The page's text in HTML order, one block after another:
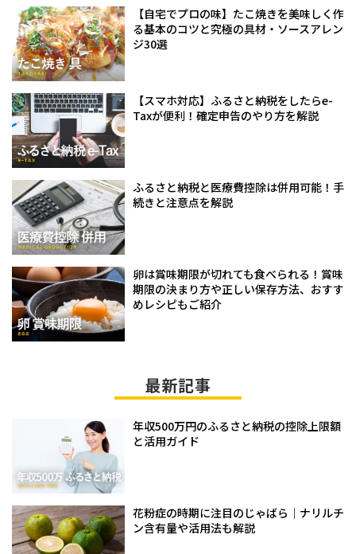
【自宅でプロの味】たこ焼きを美味しく作
る基本のコツと究極の具材・ソースアレン
ジ30選
【スマホ対応】ふるさと納税をしたらe-
Taxが便利！確定申告のやり方を解説
ふるさと納税と医療費控除は併用可能！手
続きと注意点を解説
卵は賞味期限が切れても食べられる！賞味
期限の決まり方や正しい保存方法、おすす
めレシピもご紹介
最新記事
年収500万円のふるさと納税の控除上限額
と活用ガイド
花粉症の時期に注目のじゃばら｜ナリルチ
ン含有量や活用法も解説